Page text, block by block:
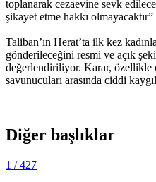
toplanarak cezaevine sevk
şikayet etme hakkı
Taliban’ın Herat’ta ilk kez
gönderileceğini resmi ve açık
değerlendiriliyor. Karar, özellikle
savunucuları arasında ciddi
Diğer başlıklar
1 / 427